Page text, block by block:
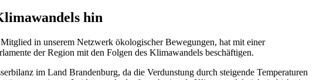
hin
in unserem Netzwerk ökologischer Bewegungen, hat mit einer
der Region mit den Folgen des Klimawandels beschäftigen.
im Land Brandenburg, da die Verdunstung durch steigende Temperaturen